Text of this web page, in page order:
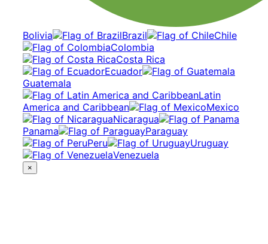
Bolivia Brazil
Chile
Colombia
Costa Rica
Ecuador
Guatemala
Latin
America and Caribbean
Mexico
Nicaragua
Panama
Paraguay
Peru
Uruguay
Venezuela
×